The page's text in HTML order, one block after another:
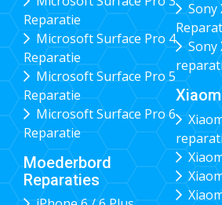
Reparatie
Microsoft Surface Pro 4
Reparatie
Microsoft Surface Pro 5
Reparatie
Microsoft Surface Pro 6
Reparatie
Moederbord
Reparaties
Sony
Sony